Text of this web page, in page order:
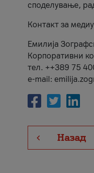
споделување,
Контакт за
Емилија
Корпоративни
тел. ++389 75
e-mail:
Назад